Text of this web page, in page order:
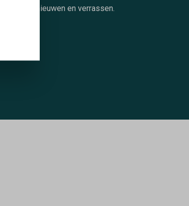
ze vernieuwen en verrassen.